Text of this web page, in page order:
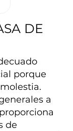
DE
porque
a
de